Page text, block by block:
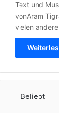
Text und
vonAram
vielen
Beliebt